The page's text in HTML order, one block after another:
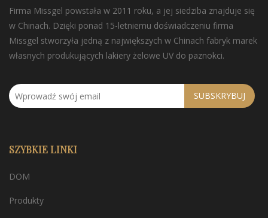
Firma Missgel powstała w 2011 roku, a jej siedziba znajduje się
w Chinach. Dzięki ponad 15-letniemu doświadczeniu firma
Missgel stworzyła jedną z największych w Chinach fabryk marek
własnych produkujących lakiery żelowe UV do paznokci.
SUBSKRYBUJ
SZYBKIE LINKI
DOM
Produkty